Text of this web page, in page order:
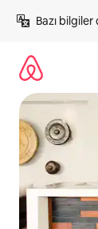
atla
Bazı